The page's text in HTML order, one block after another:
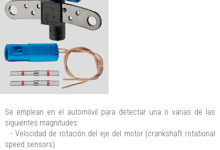
Se emplean en el automóvil para detectar una o varias de las
siguientes magnitudes:
- Velocidad de rotación del eje del motor (crankshaft rotational
speed sensors)